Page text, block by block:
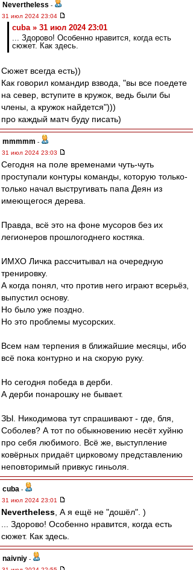
Nevertheless -
31 июл 2024 23:04
cuba » 31 июл 2024 23:01
... Здорово! Особенно нравится, когда есть
сюжет. Как здесь.
Сюжет всегда есть))
Как говорил командир взвода, "вы все поедете
на север, вступите в кружок, ведь были бы
члены, а кружок найдется")))
про каждый матч буду писать)
mmmmm -
31 июл 2024 23:03
Сегодня на поле временами чуть-чуть
проступали контуры команды, которую только-
только начал выстругивать папа Деян из
имеющегося дерева.
Правда, всё это на фоне мусоров без их
легионеров прошлогоднего костяка.
ИМХО Личка рассчитывал на очередную
тренировку.
А когда понял, что против него играют всерьёз,
выпустил основу.
Но было уже поздно.
Но это проблемы мусорских.
Всем нам терпения в ближайшие месяцы, ибо
всё пока контурно и на скорую руку.
Но сегодня победа в дерби.
А дерби понарошку не бывает.
ЗЫ. Никодимова тут спрашивают - где, бля,
Соболев? А тот по обыкновению несёт хуйню
про себя любимого. Всё же, выступление
ковёрных придаёт цирковому представлению
неповторимый привкус гиньоля.
cuba -
31 июл 2024 23:01
Nevertheless , А я ещё не "дошёл". )
... Здорово! Особенно нравится, когда есть
сюжет. Как здесь.
naivniy -